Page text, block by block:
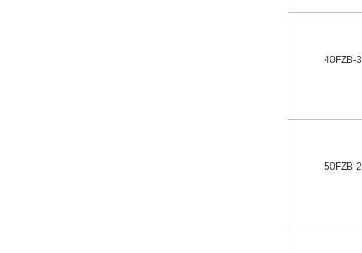
40FZB-
50FZB-